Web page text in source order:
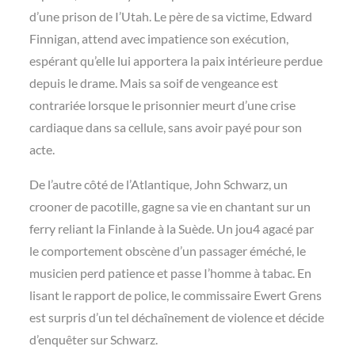
d’une prison de I’Utah. Le père de sa victime, Edward
Finnigan, attend avec impatience son exécution,
espérant qu’elle lui apportera la paix intérieure perdue
depuis le drame. Mais sa soif de vengeance est
contrariée lorsque le prisonnier meurt d’une crise
cardiaque dans sa cellule, sans avoir payé pour son
acte.
De l’autre côté de l’Atlantique, John Schwarz, un
crooner de pacotille, gagne sa vie en chantant sur un
ferry reliant la Finlande à la Suède. Un jou4 agacé par
le comportement obscène d’un passager éméché, le
musicien perd patience et passe I’homme à tabac. En
lisant le rapport de police, le commissaire Ewert Grens
est surpris d’un tel déchaînement de violence et décide
d’enquêter sur Schwarz.